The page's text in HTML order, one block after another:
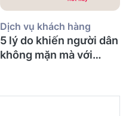
Dịch vụ khách hàng
5 lý do khiến người dân
không mặn mà với